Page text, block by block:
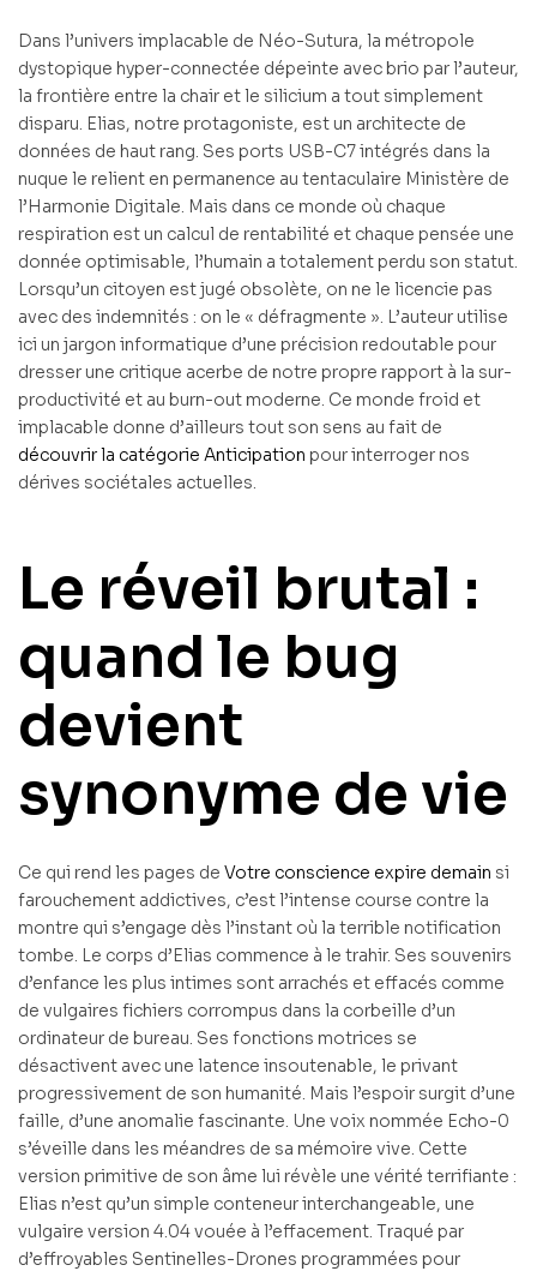
Dans l’univers implacable de Néo-Sutura, la métropole
dystopique hyper-connectée dépeinte avec brio par l’auteur,
la frontière entre la chair et le silicium a tout simplement
disparu. Elias, notre protagoniste, est un architecte de
données de haut rang. Ses ports USB-C7 intégrés dans la
nuque le relient en permanence au tentaculaire Ministère de
l’Harmonie Digitale. Mais dans ce monde où chaque
respiration est un calcul de rentabilité et chaque pensée une
donnée optimisable, l’humain a totalement perdu son statut.
Lorsqu’un citoyen est jugé obsolète, on ne le licencie pas
avec des indemnités : on le « défragmente ». L’auteur utilise
ici un jargon informatique d’une précision redoutable pour
dresser une critique acerbe de notre propre rapport à la sur-
productivité et au burn-out moderne. Ce monde froid et
implacable donne d’ailleurs tout son sens au fait de
découvrir la catégorie Anticipation pour interroger nos
dérives sociétales actuelles.
Le réveil brutal :
quand le bug
devient
synonyme de vie
Ce qui rend les pages de Votre conscience expire demain si
farouchement addictives, c’est l’intense course contre la
montre qui s’engage dès l’instant où la terrible notification
tombe. Le corps d’Elias commence à le trahir. Ses souvenirs
d’enfance les plus intimes sont arrachés et effacés comme
de vulgaires fichiers corrompus dans la corbeille d’un
ordinateur de bureau. Ses fonctions motrices se
désactivent avec une latence insoutenable, le privant
progressivement de son humanité. Mais l’espoir surgit d’une
faille, d’une anomalie fascinante. Une voix nommée Echo-0
s’éveille dans les méandres de sa mémoire vive. Cette
version primitive de son âme lui révèle une vérité terrifiante :
Elias n’est qu’un simple conteneur interchangeable, une
vulgaire version 4.04 vouée à l’effacement. Traqué par
d’effroyables Sentinelles-Drones programmées pour